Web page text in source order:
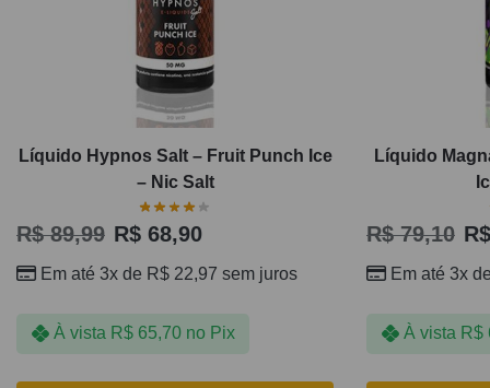
Líquido Hypnos Salt – Fruit Punch Ice
– Nic Salt
R$89,99 R$ 68,90
Em até 3x de R$ 22,97 sem juros
À vista R$65,70 no Pix
Líquido
R$79,10 R$
Em até 3x
À vista R$